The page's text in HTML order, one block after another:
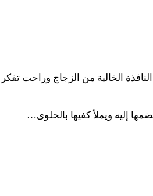
الخالية من الزجاج وراحت
إليه ويملأ كفيها بالحلوى…